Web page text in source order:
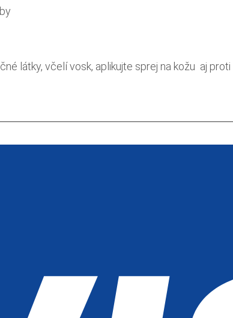
látky, včelí vosk, aplikujte sprej na kožu aj proti